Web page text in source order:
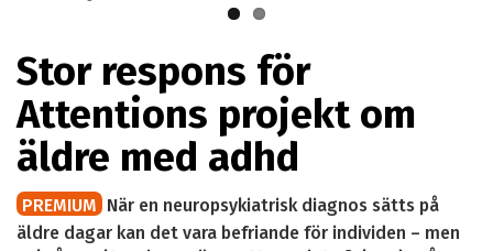
Stor respons för
Attentions projekt om
äldre med adhd
PREMIUM När en neuropsykiatrisk diagnos sätts på
äldre dagar kan det vara befriande för individen – men